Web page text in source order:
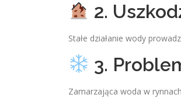
2.
Stałe działanie wody
3.
Zamarzająca woda w